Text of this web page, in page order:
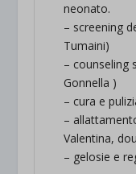
neonato.
– screening
Tumaini)
– counseling
Gonnella )
– cura e
–
Valentina,
– gelosie e